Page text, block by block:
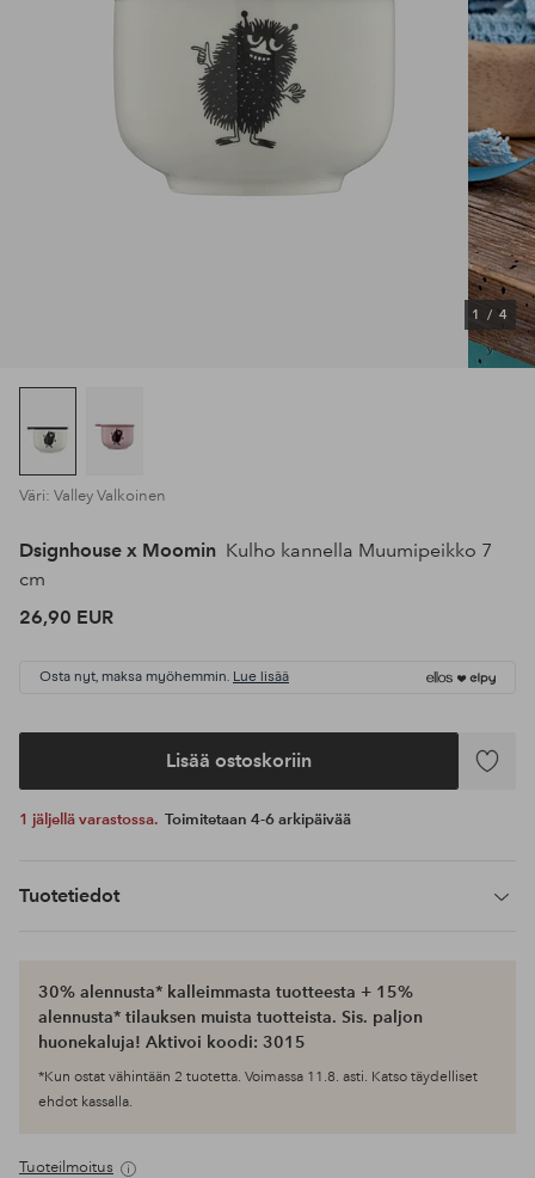
1 / 4
Väri: Valley Valkoinen
Dsignhouse x Moomin Kulho kannella Muumipeikko 7
cm
26,90 EUR
Osta nyt, maksa myöhemmin. Lue lisää
Lisää ostoskoriin
Lisää
1 jäljellä varastossa. Toimitetaan 4-6 arkipäivää
Tuotetiedot
30% alennusta* kalleimmasta tuotteesta + 15%
alennusta* tilauksen muista tuotteista. Sis. paljon
huonekaluja! Aktivoi koodi: 3015
*Kun ostat vähintään 2 tuotetta. Voimassa 11.8. asti. Katso täydelliset
ehdot kassalla.
Tuoteilmoitus